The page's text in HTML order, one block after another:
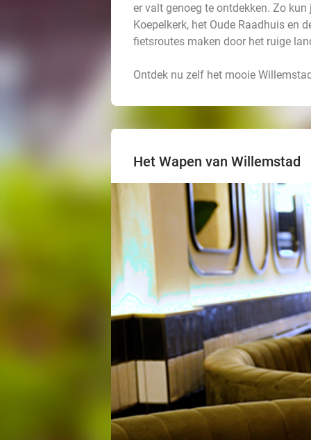
er valt genoeg te ontdekken. Zo
Koepelkerk, het Oude Raadhuis en
fietsroutes maken door het ruige
Ontdek nu zelf het mooie
Het Wapen van Willemstad